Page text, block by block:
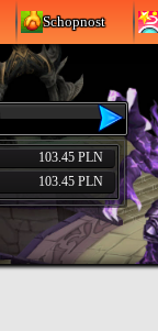
Schopnost
103.45 PLN
103.45 PLN